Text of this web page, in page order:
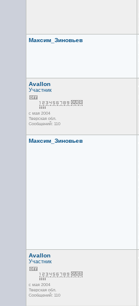
Максим_Зиновьев
Avallon
Участник
с мая 2004
Тверская обл.
Сообщений: 110
Максим_Зиновьев
Avallon
Участник
с мая 2004
Тверская обл.
Сообщений: 110